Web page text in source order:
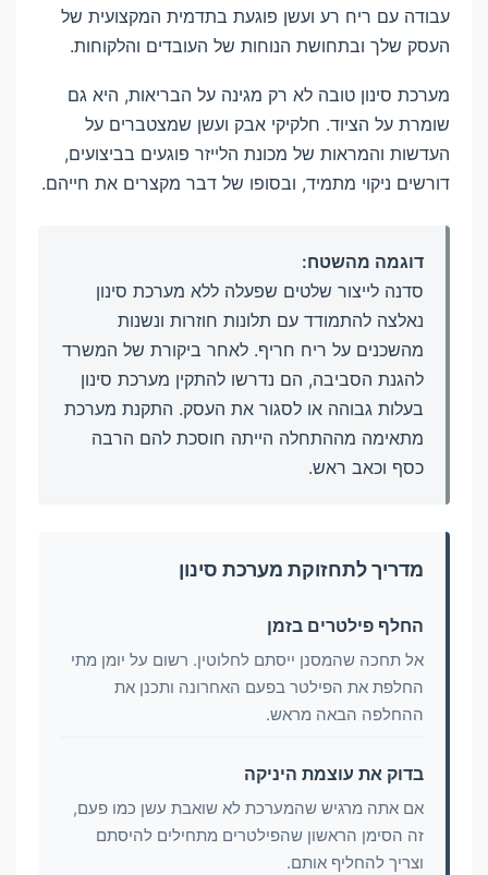
עבודה עם ריח רע ועשן פוגעת בתדמית המקצועית של
העסק שלך ובתחושת הנוחות של העובדים והלקוחות.
מערכת סינון טובה לא רק מגינה על הבריאות, היא גם
שומרת על הציוד. חלקיקי אבק ועשן שמצטברים על
העדשות והמראות של מכונת הלייזר פוגעים בביצועים,
דורשים ניקוי מתמיד, ובסופו של דבר מקצרים את חייהם.
דוגמה מהשטח:
סדנה לייצור שלטים שפעלה ללא מערכת סינון
נאלצה להתמודד עם תלונות חוזרות ונשנות
מהשכנים על ריח חריף. לאחר ביקורת של המשרד
להגנת הסביבה, הם נדרשו להתקין מערכת סינון
בעלות גבוהה או לסגור את העסק. התקנת מערכת
מתאימה מההתחלה הייתה חוסכת להם הרבה
כסף וכאב ראש.
מדריך לתחזוקת מערכת סינון
החלף פילטרים בזמן
אל תחכה שהמסנן ייסתם לחלוטין. רשום על יומן מתי
החלפת את הפילטר בפעם האחרונה ותכנן את
ההחלפה הבאה מראש.
בדוק את עוצמת היניקה
אם אתה מרגיש שהמערכת לא שואבת עשן כמו פעם,
זה הסימן הראשון שהפילטרים מתחילים להיסתם
וצריך להחליף אותם.